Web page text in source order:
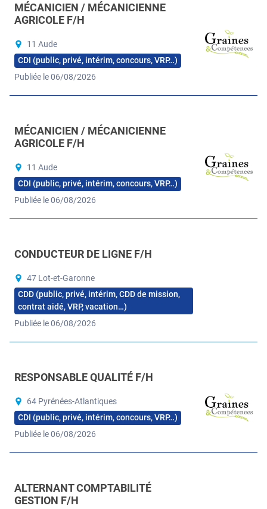
MÉCANICIEN / MÉCANICIENNE
AGRICOLE F/H
11 Aude
CDI (public, privé, intérim, concours, VRP…)
Publiée le 06/08/2026
MÉCANICIEN / MÉCANICIENNE
AGRICOLE F/H
11 Aude
CDI (public, privé, intérim, concours, VRP…)
Publiée le 06/08/2026
CONDUCTEUR DE LIGNE F/H
47 Lot-et-Garonne
CDD (public, privé, intérim, CDD de mission,
contrat aidé, VRP, vacation…)
Publiée le 06/08/2026
RESPONSABLE QUALITÉ F/H
64 Pyrénées-Atlantiques
CDI (public, privé, intérim, concours, VRP…)
Publiée le 06/08/2026
ALTERNANT COMPTABILITÉ
GESTION F/H